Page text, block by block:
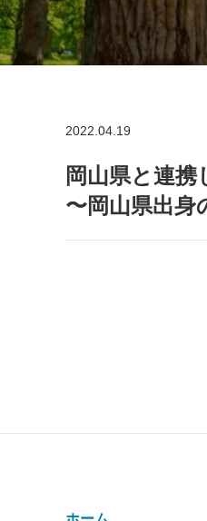
2022.04.19
岡山県と連携
〜岡山県出⾝